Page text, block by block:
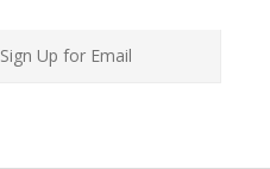
Sign Up for Email